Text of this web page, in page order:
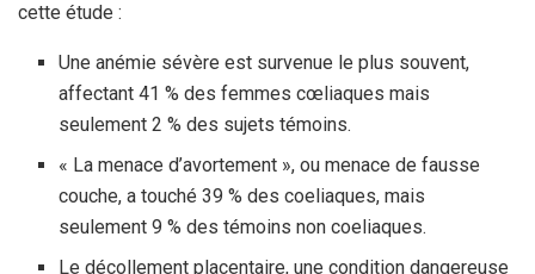
cette étude :
Une anémie sévère est survenue le plus souvent,
affectant 41 % des femmes cœliaques mais
seulement 2 % des sujets témoins.
« La menace d’avortement », ou menace de fausse
couche, a touché 39 % des coeliaques, mais
seulement 9 % des témoins non coeliaques.
Le décollement placentaire, une condition dangereuse